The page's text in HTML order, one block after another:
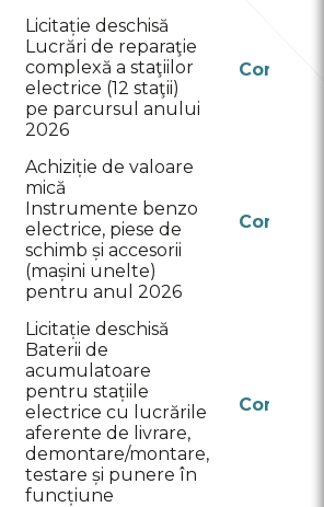
Licitație deschisă
Lucrări de reparaţie
complexă a staţiilor
electrice (12 staţii)
pe parcursul anului
2026
Conform
Achiziție de valoare
mică
Instrumente benzo
electrice, piese de
schimb și accesorii
(mașini unelte)
pentru anul 2026
Conform
Licitație deschisă
Baterii de
acumulatoare
pentru stațiile
electrice cu lucrările
aferente de livrare,
demontare/montare,
testare și punere în
funcțiune
Conform